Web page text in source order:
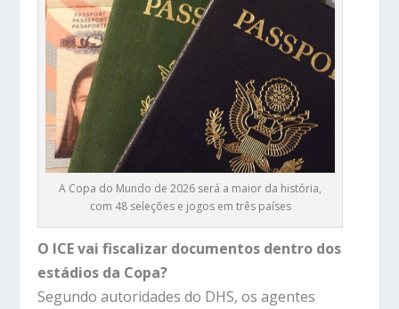
A Copa do Mundo de 2026 será a maior da história,
com 48 seleções e jogos em três países
O ICE vai fiscalizar documentos dentro dos
estádios da Copa?
Segundo autoridades do DHS, os agentes